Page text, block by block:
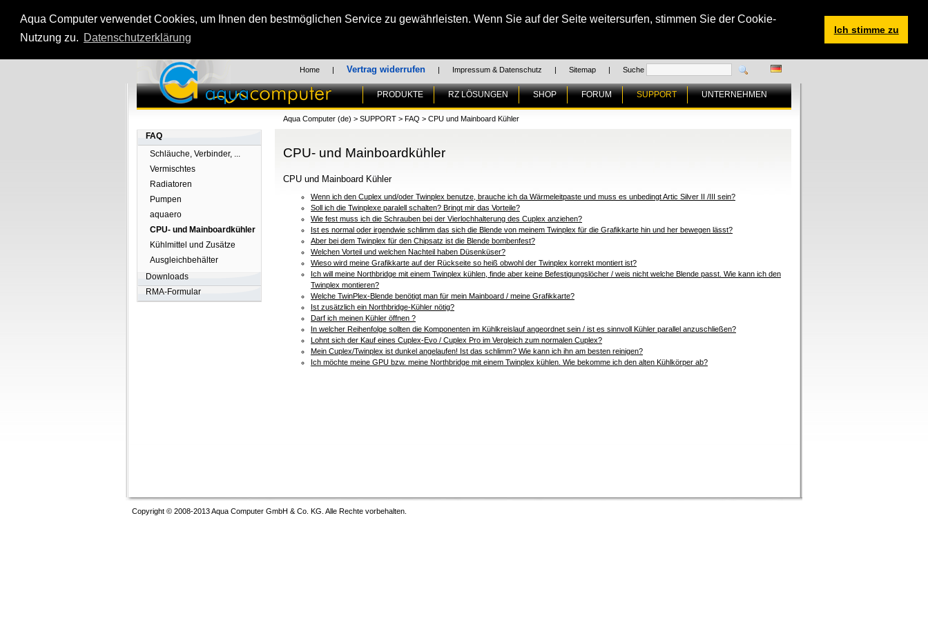
Aqua Computer verwendet Cookies, um Ihnen den bestmöglichen Service zu gewährleisten. Wenn Sie auf der Seite weitersurfen, stimmen Sie der Cookie-
Nutzung zu. Datenschutzerklärung
Ich stimme zu
Home | Vertrag widerrufen | Impressum & Datenschutz | Sitemap | Suche
PRODUKTE RZ LÖSUNGEN SHOP FORUM SUPPORT UNTERNEHMEN
FAQ
Schläuche, Verbinder, ...
Vermischtes
Radiatoren
Pumpen
aquaero
CPU- und Mainboardkühler
Kühlmittel und Zusätze
Ausgleichbehälter
Downloads
RMA-Formular
Aqua Computer (de) > SUPPORT > FAQ > CPU und Mainboard Kühler
CPU- und Mainboardkühler
CPU und Mainboard Kühler
Wenn ich den Cuplex und/oder Twinplex benutze, brauche ich da Wärmeleitpaste und muss es unbedingt Artic Silver II /III sein?
Soll ich die Twinplexe paralell schalten? Bringt mir das Vorteile?
Wie fest muss ich die Schrauben bei der Vierlochhalterung des Cuplex anziehen?
Ist es normal oder irgendwie schlimm das sich die Blende von meinem Twinplex für die Grafikkarte hin und her bewegen lässt?
Aber bei dem Twinplex für den Chipsatz ist die Blende bombenfest?
Welchen Vorteil und welchen Nachteil haben Düsenküser?
Wieso wird meine Grafikkarte auf der Rückseite so heiß obwohl der Twinplex korrekt montiert ist?
Ich will meine Northbridge mit einem Twinplex kühlen, finde aber keine Befestigungslöcher / weis nicht welche Blende passt. Wie kann ich den
Twinplex montieren?
Welche TwinPlex-Blende benötigt man für mein Mainboard / meine Grafikkarte?
Ist zusätzlich ein Northbridge-Kühler nötig?
Darf ich meinen Kühler öffnen ?
In welcher Reihenfolge sollten die Komponenten im Kühlkreislauf angeordnet sein / ist es sinnvoll Kühler parallel anzuschließen?
Lohnt sich der Kauf eines Cuplex-Evo / Cuplex Pro im Vergleich zum normalen Cuplex?
Mein Cuplex/Twinplex ist dunkel angelaufen! Ist das schlimm? Wie kann ich ihn am besten reinigen?
Ich möchte meine GPU bzw. meine Northbridge mit einem Twinplex kühlen. Wie bekomme ich den alten Kühlkörper ab?
Copyright © 2008-2013 Aqua Computer GmbH & Co. KG. Alle Rechte vorbehalten.